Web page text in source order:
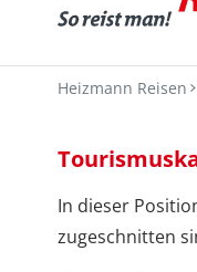
Heizmann Reisen
In dieser
zugeschnitten